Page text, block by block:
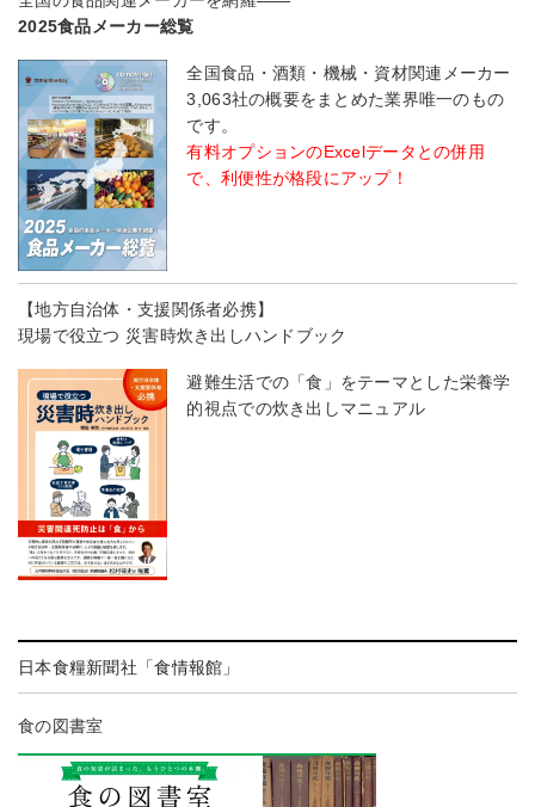
2025食品メーカー総覧
全国食品・酒類・機械・資材関連メーカー
3,063社の概要をまとめた業界唯一のもの
です。
有料オプションのExcelデータとの併用
で、利便性が格段にアップ！
【地方自治体・支援関係者必携】
現場で役立つ 災害時炊き出しハンドブック
避難生活での「食」をテーマとした栄養学
的視点での炊き出しマニュアル
日本食糧新聞社「食情報館」
食の図書室